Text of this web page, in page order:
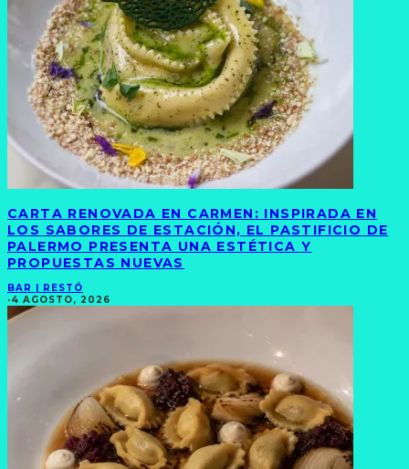
CARTA RENOVADA EN CARMEN: INSPIRADA EN
LOS SABORES DE ESTACIÓN, EL PASTIFICIO DE
PALERMO PRESENTA UNA ESTÉTICA Y
PROPUESTAS NUEVAS
BAR | RESTÓ
·4 AGOSTO, 2026